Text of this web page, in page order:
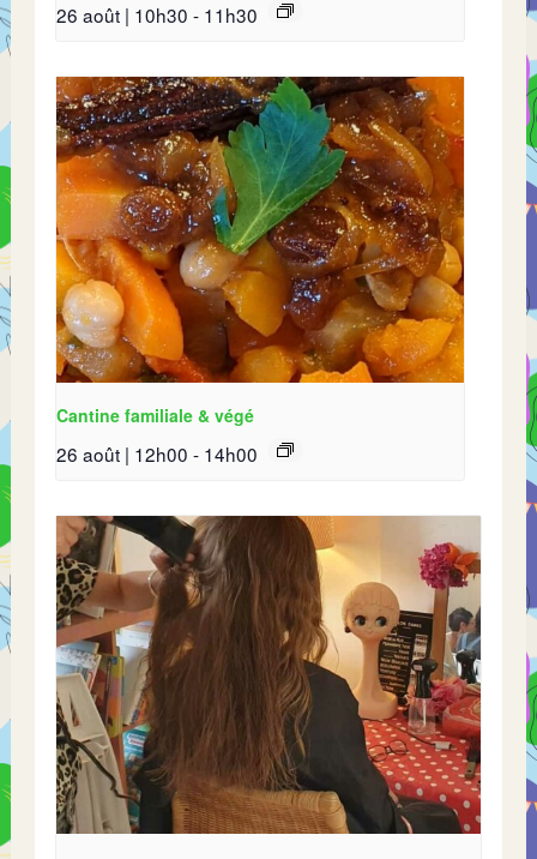
26 août | 10h30 - 11h30
Cantine familiale & végé
26 août | 12h00 - 14h00